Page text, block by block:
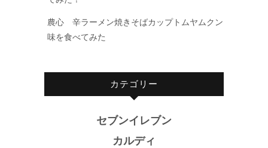
農心 辛ラーメン焼きそばカップトムヤムクン
味を食べてみた
カテゴリー
セブンイレブン
カルディ